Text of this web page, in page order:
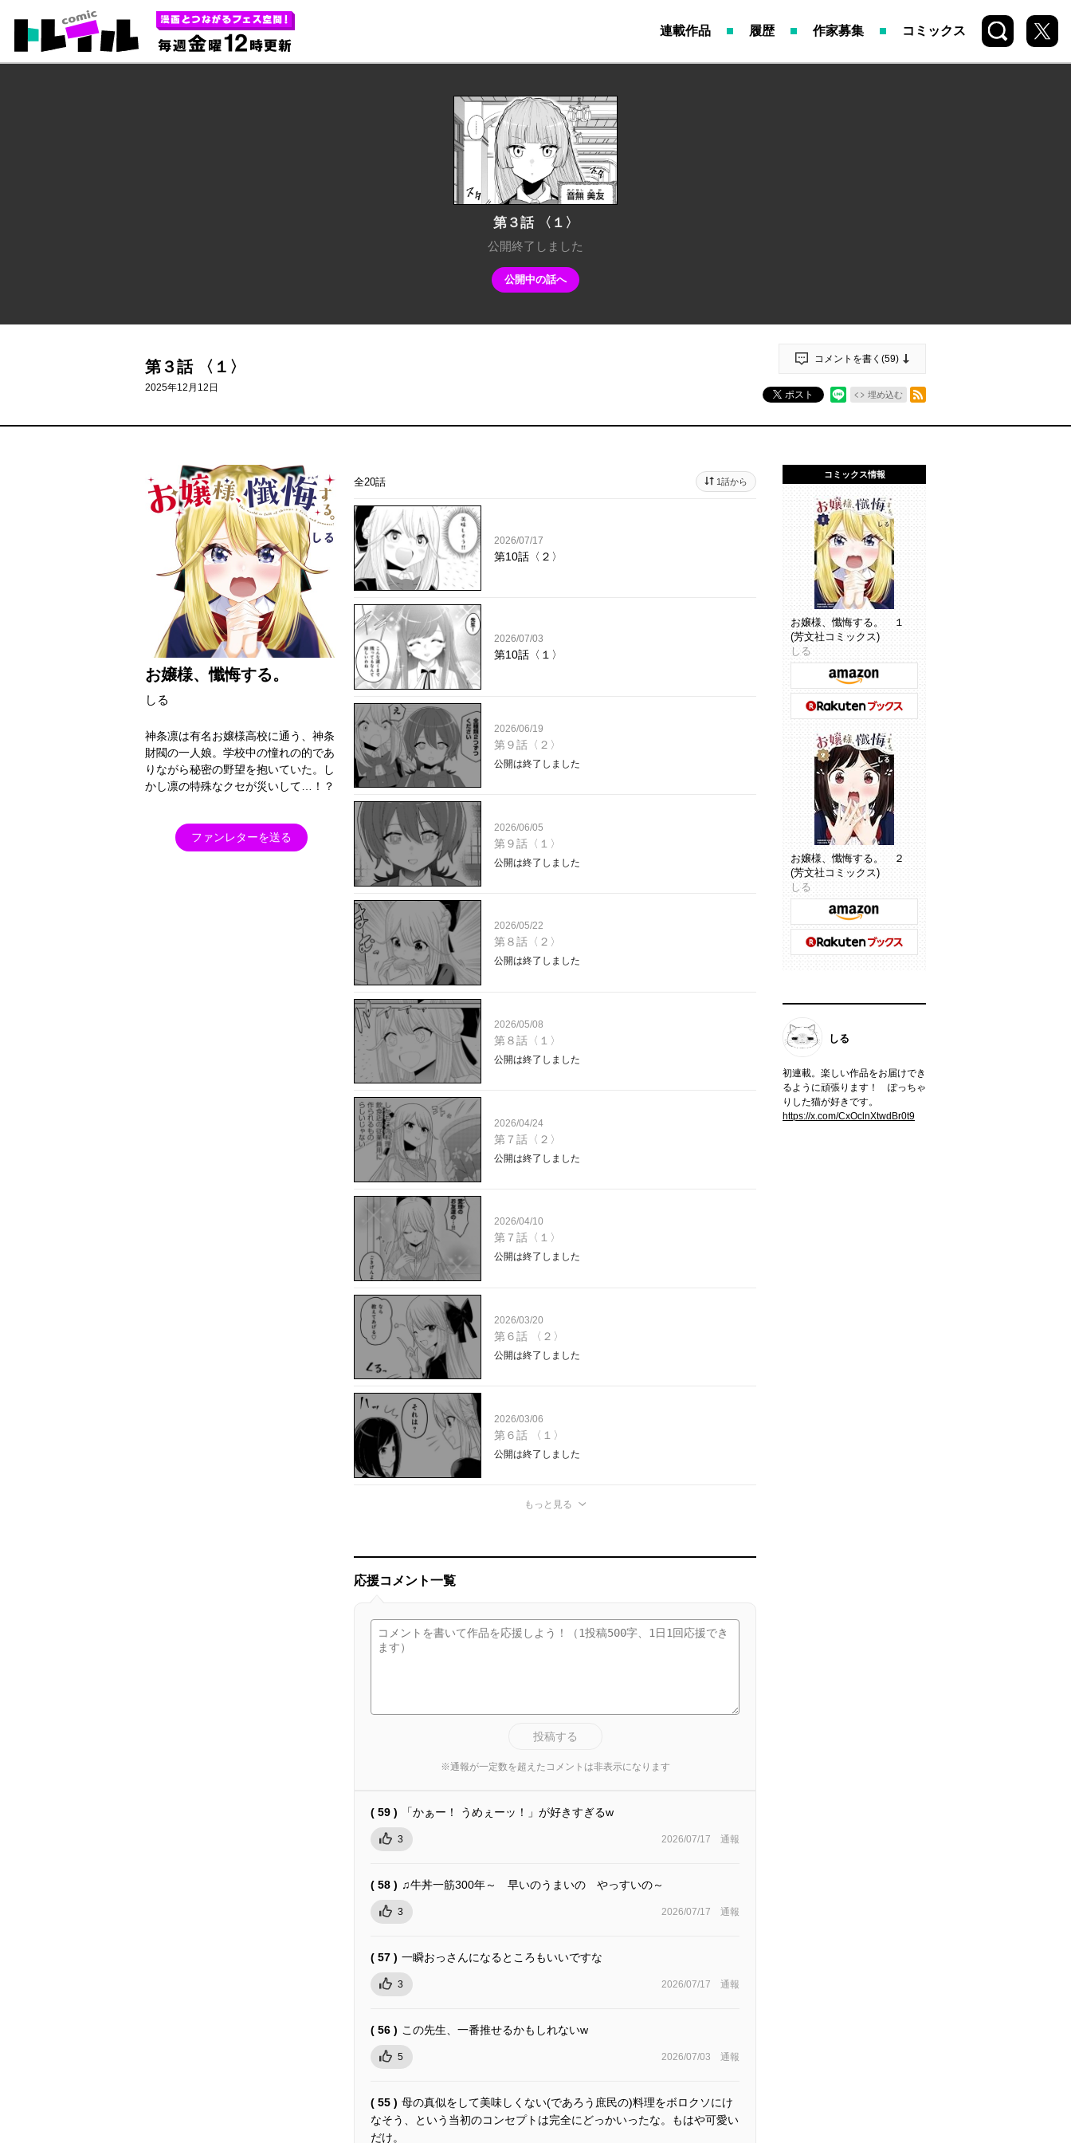
コミックトレイル あなたの心にほどよく刺さる 毎週金曜12時更新
連載作品 履歴 作家募集 コミックス
検索 X
第３話 〈１〉
公開終了しました
公開中の話へ
第３話 〈１〉
2025年12月12日
コメントを書く(59)
ポスト 埋め込む
お嬢様、懺悔する。
しる
神条凛は有名お嬢様高校に通う、神条
財閥の一人娘。学校中の憧れの的であ
りながら秘密の野望を抱いていた。し
かし凛の特殊なクセが災いして…！？
ファンレターを送る
全20話 1話から
2026/07/17
第10話〈２〉
2026/07/03
第10話〈１〉
2026/06/19
第９話〈２〉
公開は終了しました
2026/06/05
第９話〈１〉
公開は終了しました
2026/05/22
第８話〈２〉
公開は終了しました
2026/05/08
第８話〈１〉
公開は終了しました
2026/04/24
第７話〈２〉
公開は終了しました
2026/04/10
第７話〈１〉
公開は終了しました
2026/03/20
第６話 〈２〉
公開は終了しました
2026/03/06
第６話 〈１〉
公開は終了しました
もっと見る
応援コメント一覧
投稿する
※通報が一定数を超えたコメントは非表示になります
( 59 ) 「かぁー！ うめぇーッ！」が好きすぎるw
3 2026/07/17 通報
( 58 ) ♫牛丼一筋300年～ 早いのうまいの やっすいの～
3 2026/07/17 通報
( 57 ) 一瞬おっさんになるところもいいですな
3 2026/07/17 通報
( 56 ) この先生、一番推せるかもしれないw
5 2026/07/03 通報
( 55 ) 母の真似をして美味しくない(であろう庶民の)料理をボロクソにけ
なそう、という当初のコンセプトは完全にどっかいったな。もはや可愛い
だけ。
コミックス情報
お嬢様、懺悔する。 １
(芳文社コミックス)
しる
お嬢様、懺悔する。 ２
(芳文社コミックス)
しる
しる
初連載。楽しい作品をお届けでき
るように頑張ります！ ぽっちゃ
りした猫が好きです。
https://x.com/CxOclnXtwdBr0t9